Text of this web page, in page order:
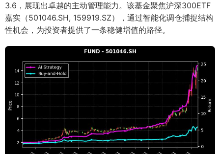
3.6，展现出卓越的主动管理能力。该基金聚焦沪深300ETF
嘉实（501046.SH, 159919.SZ），通过智能化调仓捕捉结构
性机会，为投资者提供了一条稳健增值的路径。